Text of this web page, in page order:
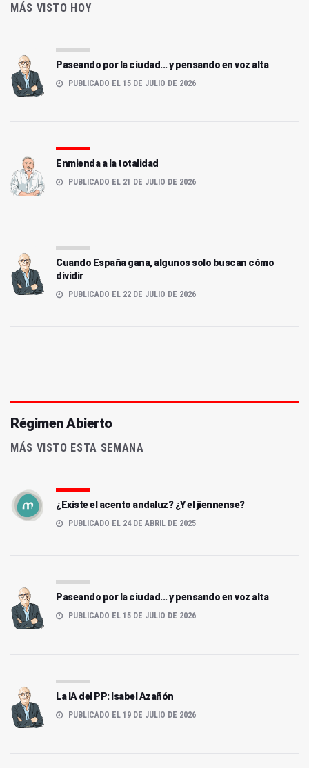
MÁS VISTO HOY
Paseando por la ciudad... y pensando en voz alta
PUBLICADO EL 15 DE JULIO DE 2026
Enmienda a la totalidad
PUBLICADO EL 21 DE JULIO DE 2026
Cuando España gana, algunos solo buscan cómo
dividir
PUBLICADO EL 22 DE JULIO DE 2026
Régimen Abierto
MÁS VISTO ESTA SEMANA
¿Existe el acento andaluz? ¿Y el jiennense?
PUBLICADO EL 24 DE ABRIL DE 2025
Paseando por la ciudad... y pensando en voz alta
PUBLICADO EL 15 DE JULIO DE 2026
La IA del PP: Isabel Azañón
PUBLICADO EL 19 DE JULIO DE 2026